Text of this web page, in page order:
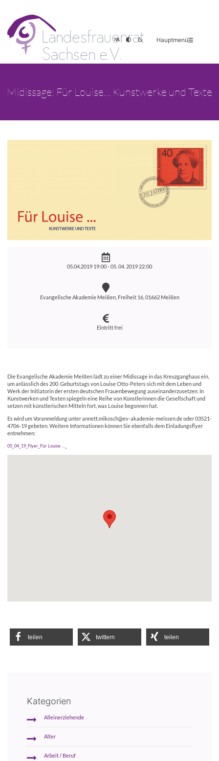
Hauptmenü
Midissage: Für Louise… Kunstwerke und Texte
05.04.2019 19:00 -05. 04. 2019 22:00
Evangelische Akademie Meißen, Freiheit 16, 01662 Meißen
Eintritt frei
Die Evangelische Akademie Meißen lädt zu einer Midissage in das Kreuzganghaus ein,
um anlässlich des 200. Geburtstags von Louise Otto-Peters sich mit dem Leben und
Werk der Initiatorin der ersten deutschen Frauenbewegung auseinanderzusetzen. In
Kunstwerken und Texten spiegeln eine Reihe von Künstlerinnen die Gesellschaft und
setzen mit künstlerischen Mitteln fort, was Louise begonnen hat.
Es wird um Voranmeldung unter annett.mikosch@ev-akademie-meissen.de oder 03521-
4706-19 gebeten. Weitere Informationen können Sie ebenfalls dem Einladungsflyer
entnehmen:
05_04_19_Flyer_Für Louise …_
teilen twittern teilen
Kategorien
Alleinerziehende
Alter
Arbeit / Beruf